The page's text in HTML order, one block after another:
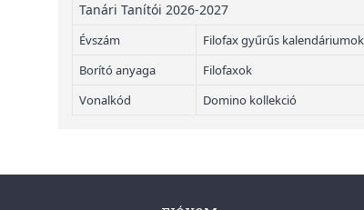
Tanári Tanítói 2026-2027
Évszám
Filofax gyűrűs kalendáriumok
Borító anyaga
Filofaxok
Vonalkód
Domino kollekció